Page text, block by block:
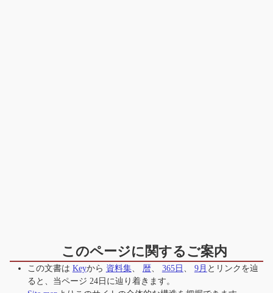
このページに関するご案内
この文書は Keyから 資料集、 暦、 365日 9月 とリンクを辿
ると、当ページ 24日に辿り着きます。